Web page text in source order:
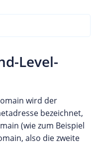
Level-
wird der
bezeichnet,
(wie zum Beispiel
also die zweite